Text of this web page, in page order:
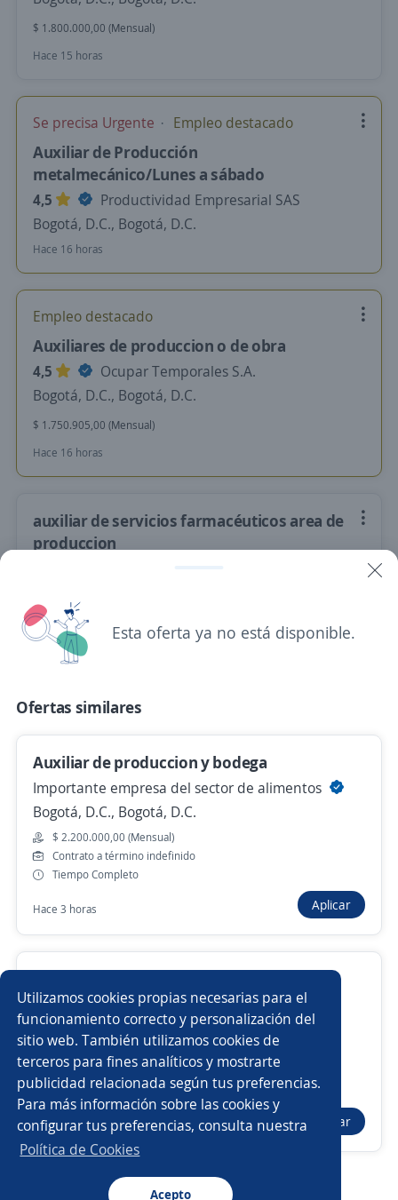
Utilizamos cookies propias necesarias para el
funcionamiento correcto y personalización del
sitio web. También utilizamos cookies de
terceros para fines analíticos y mostrarte
publicidad relacionada según tus preferencias.
Para más información sobre las cookies y
configurar tus preferencias, consulta nuestra
Política de Cookies
Acepto
$ 1.800.000,00 (Mensual)
Hace 15 horas
Se precisa Urgente Empleo destacado
Auxiliar de Producción
metalmecánico/Lunes a sábado
4,5
Productividad Empresarial SAS
Bogotá, D.C., Bogotá, D.C.
Hace 16 horas
Empleo destacado
Auxiliares de produccion o de obra
4,5
Ocupar Temporales S.A.
Bogotá, D.C., Bogotá, D.C.
$ 1.750.905,00 (Mensual)
Hace 16 horas
auxiliar de servicios farmacéuticos area de
produccion
$ 1.854.205,00 (Mensual)
Hace 16 horas
Nuevas ofertas de empleo Avísame
Empleos similares
Ayudante de cocina producción
Operario/a de planta Auxiliar de mantenimiento
Auxiliar de contratación
Auxiliar contable y administrativo Auxiliar de empaque
Operario/a de producción Auxiliar de nómina
Metalmecánico/a
Auxiliar de almacén y montacarguista
Buscar es más fácil en la app
CT App Abrir
Esta oferta ya no está disponible.
Ofertas similares
Auxiliar de produccion y bodega
Importante empresa del sector de alimentos
Bogotá, D.C., Bogotá, D.C.
$ 2.200.000,00 (Mensual)
Contrato a término indefinido
Tiempo Completo
Hace 3 horas Aplicar
4.6
INNOVATE NUTRITION S . A . S
Bogotá, D.C., Bogotá, D.C.
$ 1.750.905,00 (Mensual)
Contrato a término fijo
Tiempo Completo
Hace 7 días Aplicar